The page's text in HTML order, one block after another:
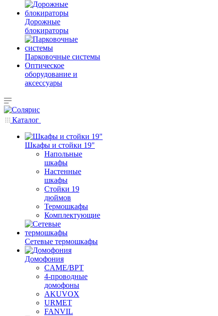
Дорожные
блокираторы
Парковочные системы
Оптическое
оборудование и
аксессуары
Каталог
Шкафы и стойки 19"
Напольные
шкафы
Настенные
шкафы
Стойки 19
дюймов
Термошкафы
Комплектующие
Сетевые термошкафы
Домофония
CAME/BPT
4-проводные
домофоны
AKUVOX
URMET
FANVIL